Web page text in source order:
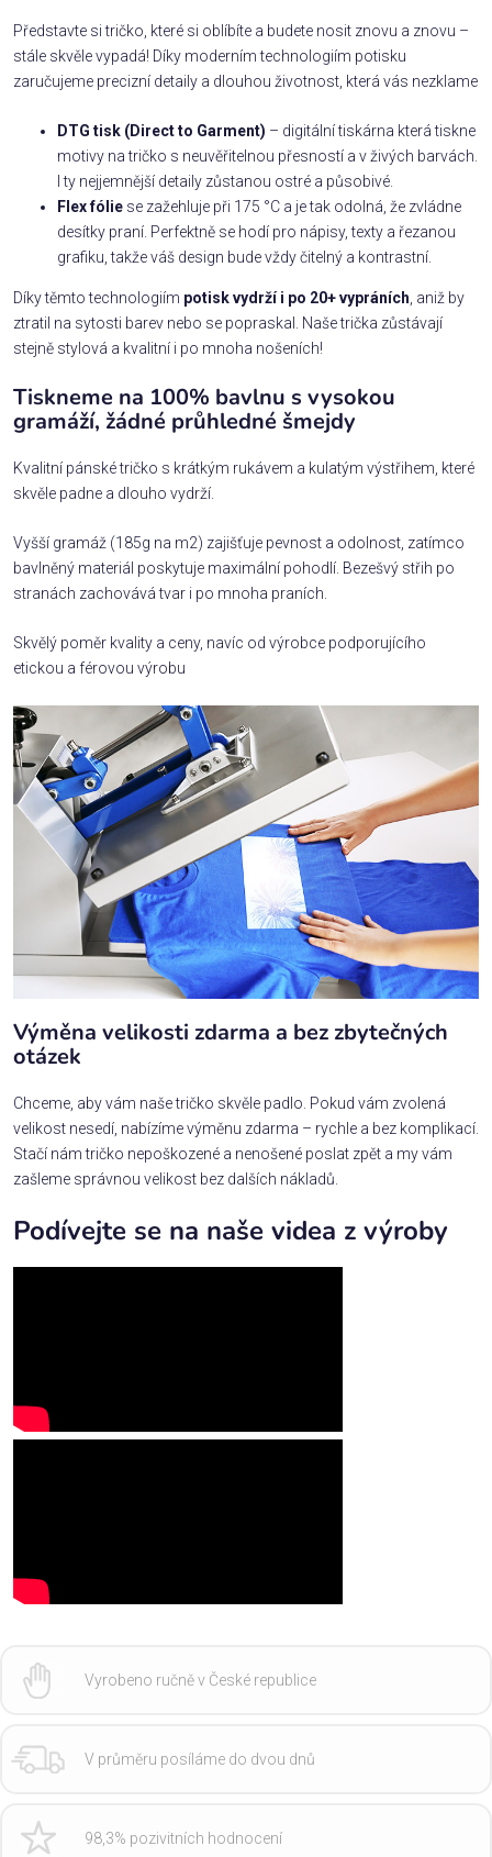
Představte si tričko, které si oblíbíte a budete nosit znovu a znovu –
stále skvěle vypadá! Díky moderním technologiím potisku
zaručujeme precizní detaily a dlouhou životnost, která vás nezklame
DTG tisk (Direct to Garment) – digitální tiskárna která tiskne
motivy na tričko s neuvěřitelnou přesností a v živých barvách.
I ty nejjemnější detaily zůstanou ostré a působivé.
Flex fólie se zažehluje při 175 °C a je tak odolná, že zvládne
desítky praní. Perfektně se hodí pro nápisy, texty a řezanou
grafiku, takže váš design bude vždy čitelný a kontrastní.
Díky těmto technologiím potisk vydrží i po 20+ vypráních , aniž by
ztratil na sytosti barev nebo se popraskal. Naše trička zůstávají
stejně stylová a kvalitní i po mnoha nošeních!
Tiskneme na 100% bavlnu s vysokou
gramáží, žádné průhledné šmejdy
Kvalitní pánské tričko s krátkým rukávem a kulatým výstřihem, které
skvěle padne a dlouho vydrží.
Vyšší gramáž (185g na m2) zajišťuje pevnost a odolnost, zatímco
bavlněný materiál poskytuje maximální pohodlí. Bezešvý střih po
stranách zachovává tvar i po mnoha praních.
Skvělý poměr kvality a ceny, navíc od výrobce podporujícího
etickou a férovou výrobu
Výměna velikosti zdarma a bez zbytečných
otázek
Chceme, aby vám naše tričko skvěle padlo. Pokud vám zvolená
velikost nesedí, nabízíme výměnu zdarma – rychle a bez komplikací.
Stačí nám tričko nepoškozené a nenošené poslat zpět a my vám
zašleme správnou velikost bez dalších nákladů.
Podívejte se na naše videa z výroby
Vyrobeno ručně v České republice
V průměru posíláme do dvou dnů
98,3% pozivitních hodnocení